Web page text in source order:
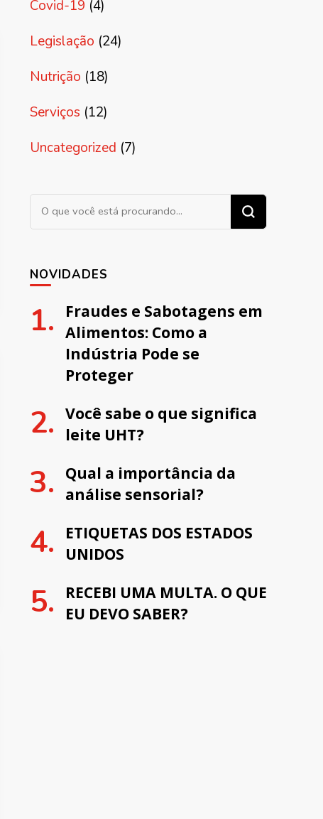
Covid-19 (4)
Legislação (24)
Nutrição (18)
Serviços (12)
Uncategorized (7)
Procurando algo?
NOVIDADES
Fraudes e Sabotagens em
Alimentos: Como a
Indústria Pode se
Proteger
Você sabe o que significa
leite UHT?
Qual a importância da
análise sensorial?
ETIQUETAS DOS ESTADOS
UNIDOS
RECEBI UMA MULTA. O QUE
EU DEVO SABER?